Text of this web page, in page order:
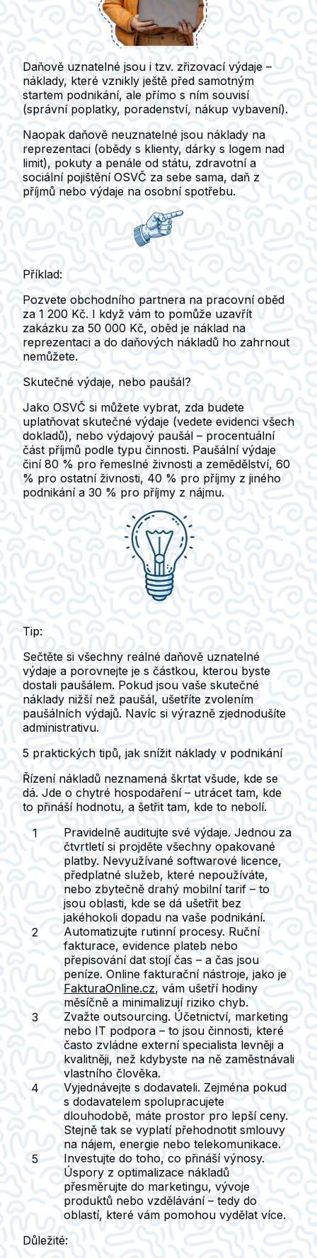
Daňově uznatelné jsou i tzv. zřizovací výdaje –
náklady, které vznikly ještě před samotným
startem podnikání, ale přímo s ním souvisí
(správní poplatky, poradenství, nákup vybavení).
Naopak daňově neuznatelné jsou náklady na
reprezentaci (obědy s klienty, dárky s logem nad
limit), pokuty a penále od státu, zdravotní a
sociální pojištění OSVČ za sebe sama, daň z
příjmů nebo výdaje na osobní spotřebu.
Příklad:
Pozvete obchodního partnera na pracovní oběd
za 1 200 Kč. I když vám to pomůže uzavřít
zakázku za 50 000 Kč, oběd je náklad na
reprezentaci a do daňových nákladů ho zahrnout
nemůžete.
Skutečné výdaje, nebo paušál?
Jako OSVČ si můžete vybrat, zda budete
uplatňovat skutečné výdaje (vedete evidenci všech
dokladů), nebo výdajový paušál – procentuální
část příjmů podle typu činnosti. Paušální výdaje
činí 80 % pro řemeslné živnosti a zemědělství, 60
% pro ostatní živnosti, 40 % pro příjmy z jiného
podnikání a 30 % pro příjmy z nájmu.
Tip:
Sečtěte si všechny reálné daňově uznatelné
výdaje a porovnejte je s částkou, kterou byste
dostali paušálem. Pokud jsou vaše skutečné
náklady nižší než paušál, ušetříte zvolením
paušálních výdajů. Navíc si výrazně zjednodušíte
administrativu.
5 praktických tipů, jak snížit náklady v podnikání
Řízení nákladů neznamená škrtat všude, kde se
dá. Jde o chytré hospodaření – utrácet tam, kde
to přináší hodnotu, a šetřit tam, kde to nebolí.
Pravidelně auditujte své výdaje. Jednou za
čtvrtletí si projděte všechny opakované
platby. Nevyužívané softwarové licence,
předplatné služeb, které nepoužíváte,
nebo zbytečně drahý mobilní tarif – to
jsou oblasti, kde se dá ušetřit bez
jakéhokoli dopadu na vaše podnikání.
Automatizujte rutinní procesy. Ruční
fakturace, evidence plateb nebo
přepisování dat stojí čas – a čas jsou
peníze. Online fakturační nástroje, jako je
FakturaOnline.cz, vám ušetří hodiny
měsíčně a minimalizují riziko chyb.
Zvažte outsourcing. Účetnictví, marketing
nebo IT podpora – to jsou činnosti, které
často zvládne externí specialista levněji a
kvalitněji, než kdybyste na ně zaměstnávali
vlastního člověka.
Vyjednávejte s dodavateli. Zejména pokud
s dodavatelem spolupracujete
dlouhodobě, máte prostor pro lepší ceny.
Stejně tak se vyplatí přehodnotit smlouvy
na nájem, energie nebo telekomunikace.
Investujte do toho, co přináší výnosy.
Úspory z optimalizace nákladů
přesměrujte do marketingu, vývoje
produktů nebo vzdělávání – tedy do
oblastí, které vám pomohou vydělat více.
Důležité: